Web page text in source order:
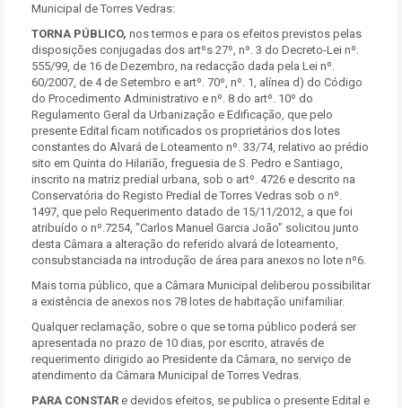
Municipal de Torres Vedras:
TORNA PÚBLICO, nos termos e para os efeitos previstos pelas
disposições conjugadas dos artºs 27º, nº. 3 do Decreto-Lei nº.
555/99, de 16 de Dezembro, na redacção dada pela Lei nº.
60/2007, de 4 de Setembro e artº. 70º, nº. 1, alínea d) do Código
do Procedimento Administrativo e nº. 8 do artº. 10º do
Regulamento Geral da Urbanização e Edificação, que pelo
presente Edital ficam notificados os proprietários dos lotes
constantes do Alvará de Loteamento nº. 33/74, relativo ao prédio
sito em Quinta do Hilarião, freguesia de S. Pedro e Santiago,
inscrito na matriz predial urbana, sob o artº. 4726 e descrito na
Conservatória do Registo Predial de Torres Vedras sob o nº.
1497, que pelo Requerimento datado de 15/11/2012, a que foi
atribuído o nº.7254, "Carlos Manuel Garcia João" solicitou junto
desta Câmara a alteração do referido alvará de loteamento,
consubstanciada na introdução de área para anexos no lote nº6.
Mais torna público, que a Câmara Municipal deliberou possibilitar
a existência de anexos nos 78 lotes de habitação unifamiliar.
Qualquer reclamação, sobre o que se torna público poderá ser
apresentada no prazo de 10 dias, por escrito, através de
requerimento dirigido ao Presidente da Câmara, no serviço de
atendimento da Câmara Municipal de Torres Vedras.
PARA CONSTAR e devidos efeitos, se publica o presente Edital e